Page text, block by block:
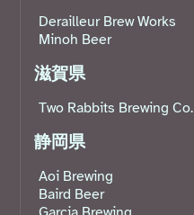
Derailleur Brew Works
Minoh Beer
滋賀県
Two Rabbits Brewing Co.
静岡県
Aoi Brewing
Baird Beer